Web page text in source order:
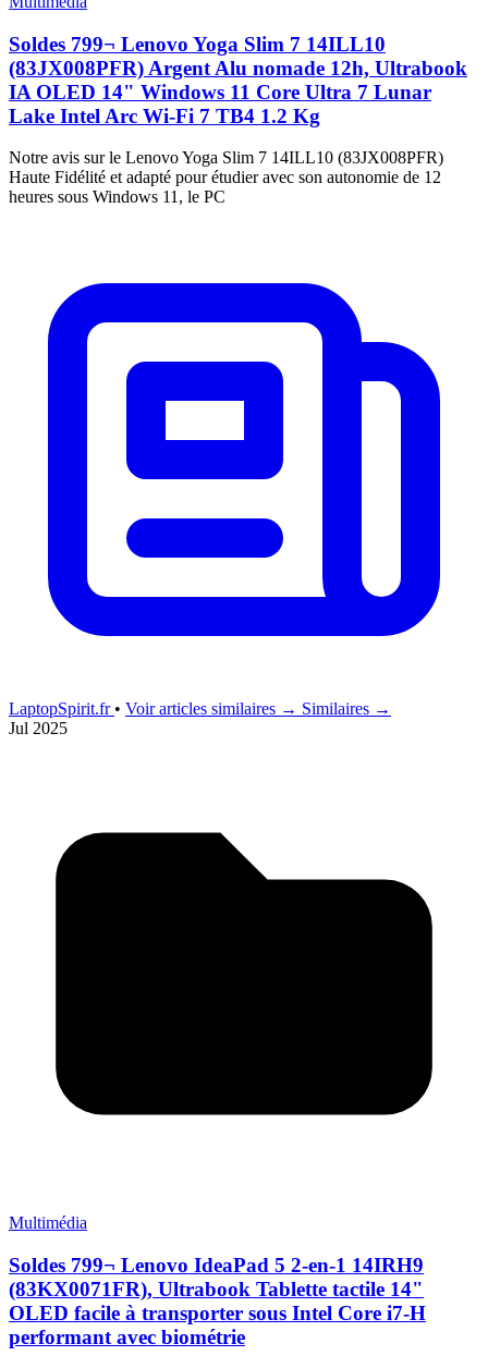
Soldes 799¬ Lenovo Yoga Slim 7 14ILL10
(83JX008PFR) Argent Alu nomade 12h, Ultrabook
IA OLED 14" Windows 11 Core Ultra 7 Lunar
Lake Intel Arc Wi-Fi 7 TB4 1.2 Kg
Notre avis sur le Lenovo Yoga Slim 7 14ILL10 (83JX008PFR)
Haute Fidélité et adapté pour étudier avec son autonomie de 12
heures sous Windows 11, le PC
LaptopSpirit.fr • Voir articles similaires → Similaires →
Jul 2025
Multimédia
Soldes 799¬ Lenovo IdeaPad 5 2-en-1 14IRH9
(83KX0071FR), Ultrabook Tablette tactile 14"
OLED facile à transporter sous Intel Core i7-H
performant avec biométrie